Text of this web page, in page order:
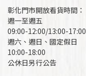
彰化門市開放看貨時間：
週一至週五
09:00-12:00/13:00-17:00
週六、週日、國定假日
10:00-18:00
公休日另行公告